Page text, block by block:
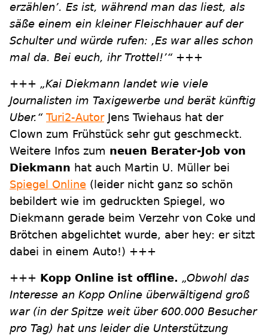
erzählen’. Es ist, während man das liest, als
säße einem ein kleiner Fleischhauer auf der
Schulter und würde rufen: ,Es war alles schon
mal da. Bei euch, ihr Trottel!’“+++
+++ „Kai Diekmann landet wie viele
Journalisten im Taxigewerbe und berät künftig
Uber.“ Turi2-AutorJens Twiehaus hat der
Clown zum Frühstück sehr gut geschmeckt.
Weitere Infos zum neuen Berater-Job von
Diekmann hat auch Martin U. Müller bei
Spiegel Online (leider nicht ganz so schön
bebildert wie im gedruckten Spiegel, wo
Diekmann gerade beim Verzehr von Coke und
Brötchen abgelichtet wurde, aber hey: er sitzt
dabei in einem Auto!) +++
+++ Kopp Online ist offline. „Obwohl das
Interesse an Kopp Online überwältigend groß
war (in der Spitze weit über 600.000 Besucher
pro Tag) hat uns leider die Unterstützung